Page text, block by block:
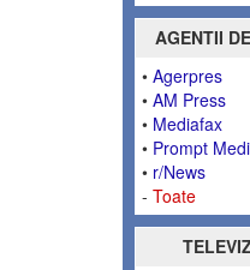
AGENTII
• Agerpres
• AM Press
• Mediafax
• Prompt
• r/News
- Toate